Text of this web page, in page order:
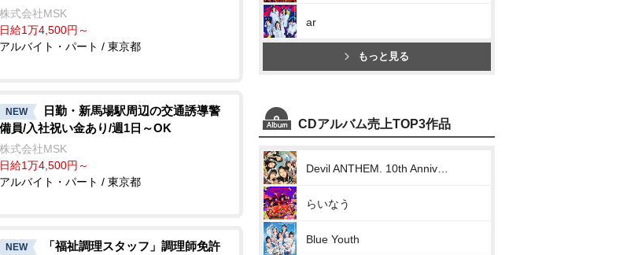
株式会社MSK
日給1万4,500円～
アルバイト・パート / 東京都
NEW
日勤・新馬場駅周辺の交通誘導警
備員/入社祝い金あり/週1日～OK
株式会社MSK
日給1万4,500円～
アルバイト・パート / 東京都
NEW
「福祉調理スタッフ」調理師免許
ar
もっと見る
CDアルバム売上TOP3作品
らいなう
Blue Youth